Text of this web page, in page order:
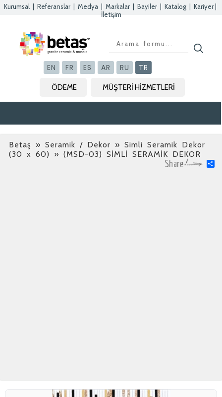
Kurumsal Referanslar Medya Markalar Bayiler Katalog Kariyer
İletişim
EN FR ES AR RU TR
ÖDEME MÜŞTERİ HİZMETLERİ
Betaş » Seramik / Dekor » Simli Seramik Dekor
(30 x 60)
» (MSD-03) SİMLİ SERAMİK DEKOR